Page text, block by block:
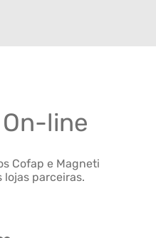
line
Cofap e Magneti
lojas parceiras.